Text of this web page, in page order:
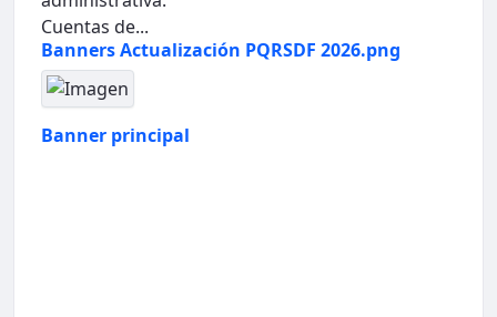
Cuentas de...
Banners Actualización PQRSDF 2026.png
Banner principal